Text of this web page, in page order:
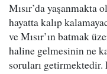
Mısır’da
hayatta kalıp
ve Mısır’ın batmak
haline gelmesinin ne
soruları